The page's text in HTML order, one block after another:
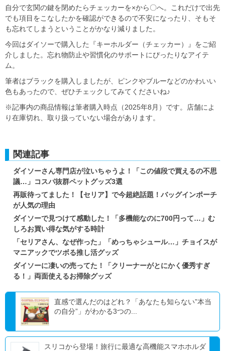
自分で玄関の鍵を閉めたらチェッカーを×から〇へ。これだけで出先
でも項目をこなしたかを確認ができるので不安になったり、そもそ
も忘れてしまうということがかなり減りました。
今回はダイソーで購入した『キーホルダー（チェッカー）』をご紹
介しました。忘れ物防止や習慣化のサポートにぴったりなアイテ
ム。
筆者はブラックを購入しましたが、ピンクやブルーなどのかわいい
色もあったので、ぜひチェックしてみてくださいね♪
※記事内の商品情報は筆者購入時点（2025年8月）です。店舗によ
り在庫切れ、取り扱っていない場合があります。
関連記事
ダイソーさん専門店が泣いちゃうよ！「この値段で買えるの不思
議…」コスパ抜群ペットグッズ3選
再販待ってました！【セリア】で今超絶話題！バッグインポーチ
が人気の理由
ダイソーで見つけて感動した！「多機能なのに700円って…」む
しろお買い得な気がする時計
「セリアさん、なぜ作った」「めっちゃシュール…」チョイスが
マニアックでツボる推し活グッズ
ダイソーに凄いの売ってた！「クリーナーがとにかく優秀すぎ
る！」両面使えるお掃除グッズ
直感で選んだのはどれ？「あなたも知らない”本当
の自分”」がわかる3つの...
スリコから登場！旅行に最適な高機能スマホホルダ